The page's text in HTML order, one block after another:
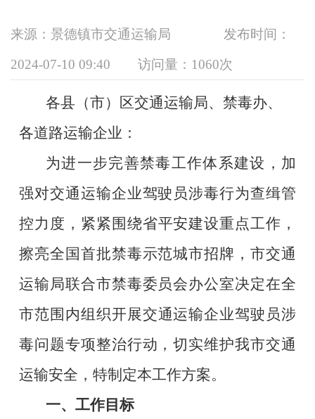
来源：景德镇市交通运输局 发布时间：
2024-07-10 09:40 访问量： 1060次
各县（市）区交通运输局、禁毒办、
各道路运输企业：
为进一步完善禁毒工作体系建设，加
强对交通运输企业驾驶员涉毒行为查缉管
控力度， 紧紧围绕省平安建设重点工作 ，
擦亮全国首批禁毒示范城市招牌，市交通
运输局联合市禁毒委员会办公室决定在全
市范围内组织开展交通运输企业驾驶员涉
毒问题专项整治行动 ，切实维护我市交通
运输安全，特制定本工作方案。
一、工作目标